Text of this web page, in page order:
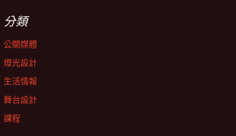
分類
公關媒體
燈光設計
生活情報
舞台設計
課程